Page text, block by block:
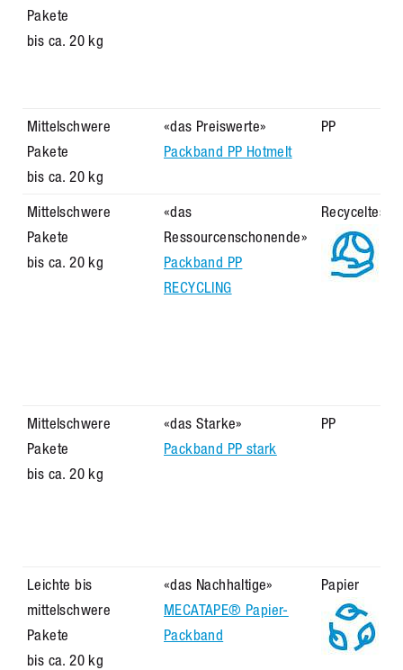
Pakete
bis ca. 20 kg
Mittelschwere
Pakete
bis ca. 20 kg
«das Preiswerte»
Packband PP Hotmelt
PP
Mittelschwere
Pakete
bis ca. 20 kg
«das
Ressourcenschonende»
Packband PP
RECYCLING
Recyceltes
Mittelschwere
Pakete
bis ca. 20 kg
«das Starke»
Packband PP stark
PP
Leichte bis
mittelschwere
Pakete
bis ca. 20 kg
«das Nachhaltige»
MECATAPE® Papier-
Packband
Papier